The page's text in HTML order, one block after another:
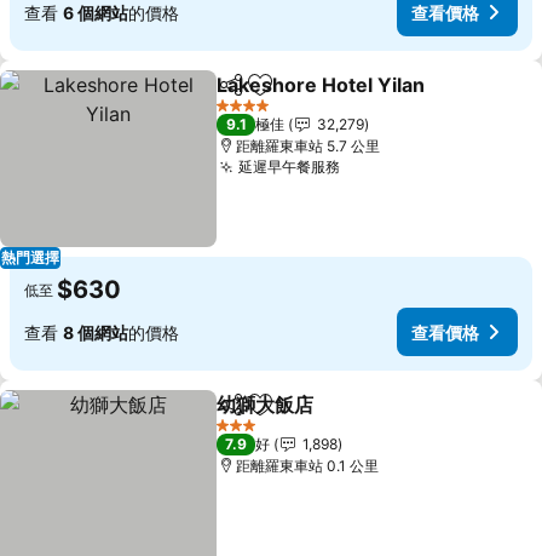
查看 6 個網站的價格 查看價格
熱門選擇
分享 放到收藏夾
Lakeshore Hotel Yilan
4 星級
9.1 極佳
32,279
距離羅東車站 5.7 公里
延遲早午餐服務
低至 $630
查看 8 個網站的價格 查看價格
分享 放到收藏夾
幼獅大飯店
3 星級
7.9 好
1,898
距離羅東車站 0.1 公里